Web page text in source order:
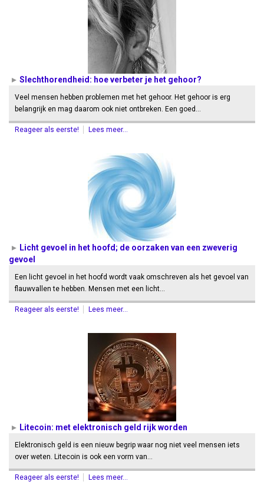
Slechthorendheid: hoe verbeter je het gehoor?
Veel mensen hebben problemen met het gehoor. Het gehoor is erg
belangrijk en mag daarom ook niet ontbreken. Een goed…
Reageer als eerste! Lees meer...
Licht gevoel in het hoofd; de oorzaken van een zweverig
gevoel
Een licht gevoel in het hoofd wordt vaak omschreven als het gevoel van
flauwvallen te hebben. Mensen met een licht…
Reageer als eerste! Lees meer...
Litecoin: met elektronisch geld rijk worden
Elektronisch geld is een nieuw begrip waar nog niet veel mensen iets
over weten. Litecoin is ook een vorm van…
Reageer als eerste! Lees meer...